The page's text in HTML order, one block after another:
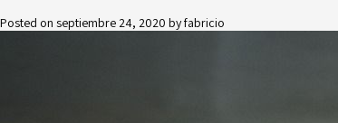
Posted on septiembre 24, 2020 byfabricio